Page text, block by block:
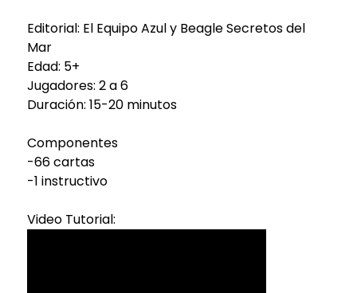
Editorial: El Equipo Azul y Beagle Secretos del
Mar
Edad: 5+
Jugadores: 2 a 6
Duración: 15-20 minutos
Componentes
-66 cartas
-1 instructivo
Video Tutorial: